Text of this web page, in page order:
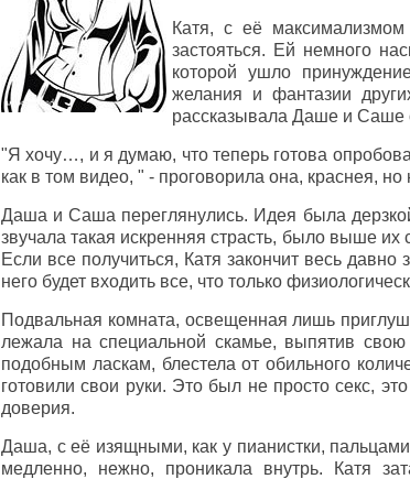
Катя, с её
застояться. Ей немного
которой ушло
желания и фантазии
рассказывала Даше и Саше
"Я хочу…, и я думаю, что теперь готова
как в том видео, " - проговорила она, краснея,
Даша и Саша переглянулись. Идея была
звучала такая искренняя страсть, было выше
Если все получиться, Катя закончит весь
него будет входить все, что только
Подвальная комната, освещенная лишь
лежала на специальной скамье, выпятив
подобным ласкам, блестела от обильного
готовили свои руки. Это был не просто секс,
доверия.
Даша, с её изящными, как у пианистки,
медленно, нежно, проникала внутрь. Катя